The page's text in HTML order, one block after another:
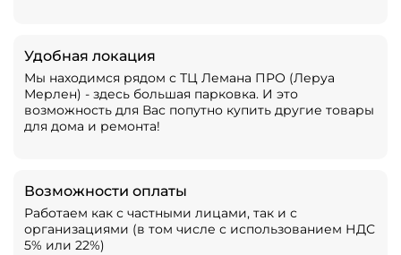
Удобная локация
Мы находимся рядом с ТЦ Лемана ПРО (Леруа
Мерлен) - здесь большая парковка. И это
возможность для Вас попутно купить другие товары
для дома и ремонта!
Возможности оплаты
Работаем как с частными лицами, так и с
организациями (в том числе с использованием НДС
5% или 22%)